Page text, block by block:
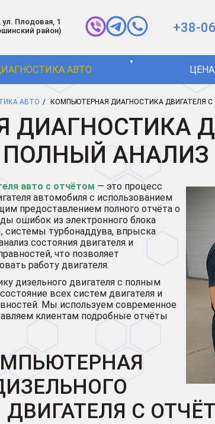
ул. Плодовая, 1
район)
+38-
АВТО
▼
АВТО КОМПЬЮТЕРНАЯ ДИАГНОСТИКА ДВИГАТЕЛЯ
ДИАГНОСТИКА
ПОЛНЫЙ АНАЛИЗ
авто с отчётом — это процесс
автомобиля с использованием
предоставлением полного отчёта о
ошибок из электронного блока
системы турбонаддува, впрыска
состояния двигателя и
что позволяет
работу двигателя.
дизельного двигателя с полным
всех систем двигателя и
Мы используем современное
клиентам подробные отчёты
ДВИГАТЕЛЯ С